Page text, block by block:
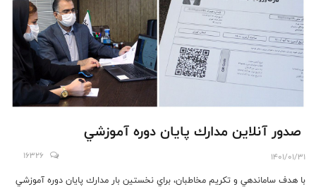
صدور آنلاين مدارك پايان دوره آموزشي
1401/01/31
16326
با هدف ساماندهي و تكريم مخاطبان، براي نخستين بار مدارك پايان دوره آموزشي